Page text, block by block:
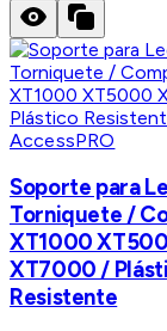
AccessPRO
Soporte para
Torniquete /
XT1000
XT7000 /
Resistente